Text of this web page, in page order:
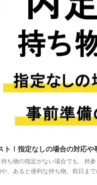
ト！指定なしの場合の対応
ち物の指定がない場合でも、持
、あると便利な持ち物、前日ま